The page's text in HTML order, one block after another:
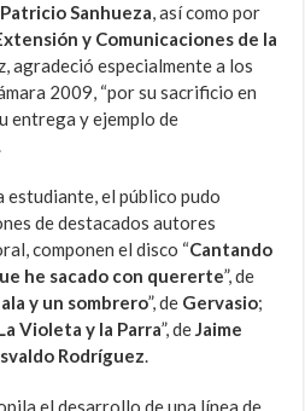
Sanhueza, así como por
y Comunicaciones de la
agradeció especialmente a los
2009, “por su sacrificio en
entrega y ejemplo de
estudiante, el público pudo
de destacados autores
componen el disco “Cantando
he sacado con quererte”, de
y un sombrero”, de Gervasio;
Violeta y la Parra”, deJaime
Rodríguez.